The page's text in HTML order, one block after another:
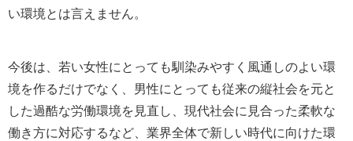
い環境とは言えません。
今後は、若い女性にとっても馴染みやすく風通しのよい環
境を作るだけでなく、男性にとっても従来の縦社会を元と
した過酷な労働環境を見直し、現代社会に見合った柔軟な
働き方に対応するなど、業界全体で新しい時代に向けた環